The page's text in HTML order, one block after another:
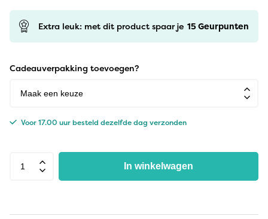
Extra leuk: met dit product spaar je 15Geurpunten
Cadeauverpakking toevoegen?
Voor 17.00 uur besteld dezelfde dag verzonden
In winkelwagen